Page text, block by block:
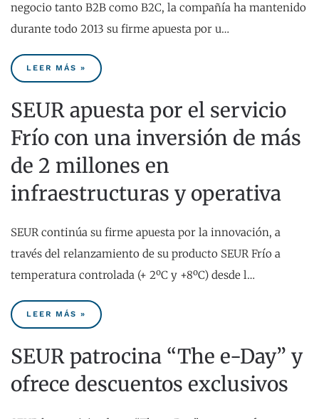
negocio tanto B2B como B2C, la compañía ha mantenido
durante todo 2013 su firme apuesta por u…
LEER MÁS »
SEUR apuesta por el servicio
Frío con una inversión de más
de 2 millones en
infraestructuras y operativa
SEUR continúa su firme apuesta por la innovación, a
través del relanzamiento de su producto SEUR Frío a
temperatura controlada (+ 2ºC y +8ºC) desde l…
LEER MÁS »
SEUR patrocina “The e-Day” y
ofrece descuentos exclusivos